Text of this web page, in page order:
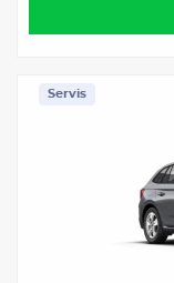
Servis